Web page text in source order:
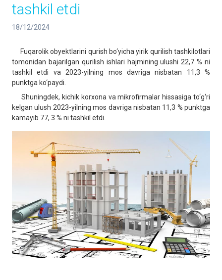
tashkil etdi
18/12/2024
Fuqarolik obyektlarini qurish bo‘yicha yirik qurilish tashkilotlari
tomonidan bajarilgan qurilish ishlari hajmining ulushi 22,7 % ni
tashkil etdi va 2023-yilning mos davriga nisbatan 11,3 %
punktga ko‘paydi.
Shuningdek, kichik korxona va mikrofirmalar hissasiga to‘g‘ri
kelgan ulush 2023-yilning mos davriga nisbatan 11,3 % punktga
kamayib 77, 3 % ni tashkil etdi.